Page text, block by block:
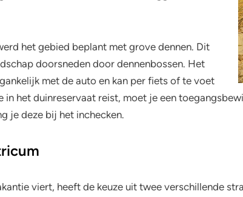
het gebied beplant met grove dennen. Dit
doorsneden door dennenbossen. Het
met de auto en kan per fiets of te voet
in het duinreservaat reist, moet je een
je deze bij het inchecken.
viert, heeft de keuze uit twee verschillende